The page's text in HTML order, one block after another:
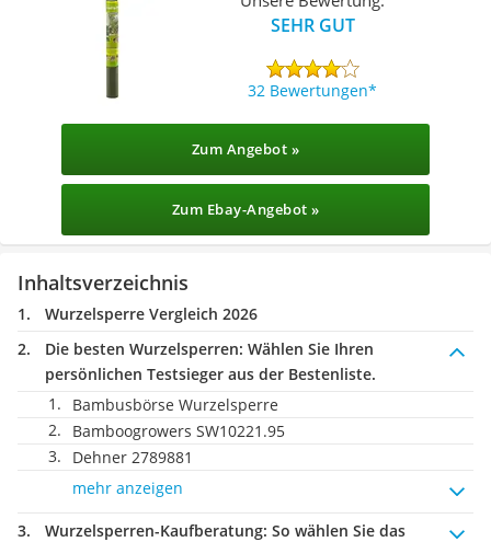
SEHR GUT
32 Bewertungen
Zum Angebot »
Zum Ebay-Angebot »
Inhaltsverzeichnis
Wurzelsperre Vergleich 2026
Die besten Wurzelsperren: Wählen Sie Ihren
persönlichen Testsieger aus der Bestenliste.
Bambusbörse Wurzelsperre
Bamboogrowers SW10221.95
Dehner 2789881
mehr anzeigen
Wurzelsperren-Kaufberatung: So wählen Sie das